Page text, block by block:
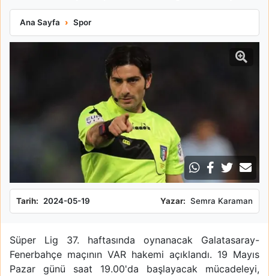
Ana Sayfa Spor
Galatasaray-fenerbahçe Maçının Var Hakemi İtalyan Fabio
Tarih: 2024-05-19 Yazar: Semra Karaman
Süper Lig 37. haftasında oynanacak Galatasaray-
Fenerbahçe maçının VAR hakemi açıklandı. 19 Mayıs
Pazar günü saat 19.00'da başlayacak mücadeleyi,